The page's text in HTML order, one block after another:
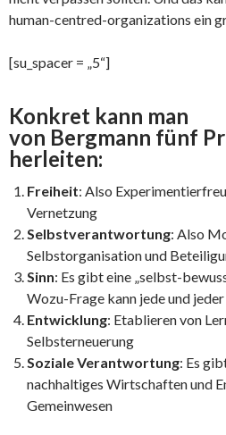
human-centred-organizations ein
[su_spacer = „5“]
Konkret kann man
von Bergmann fünf
herleiten:
Freiheit: Also
Vernetzung
Selbstverantwortung: Also
Selbstorganisation und
Sinn: Es gibt eine „selbst-
Wozu-Frage kann jede und
Entwicklung: Etablieren von
Selbsterneuerung
Soziale Verantwortung: Es
nachhaltiges Wirtschaften und
Gemeinwesen